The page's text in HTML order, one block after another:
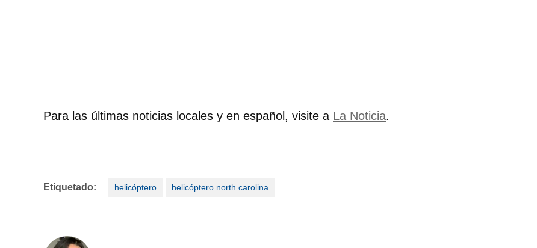
Para las últimas noticias locales y en español, visite a La Noticia.
Etiquetado: helicóptero helicóptero north carolina